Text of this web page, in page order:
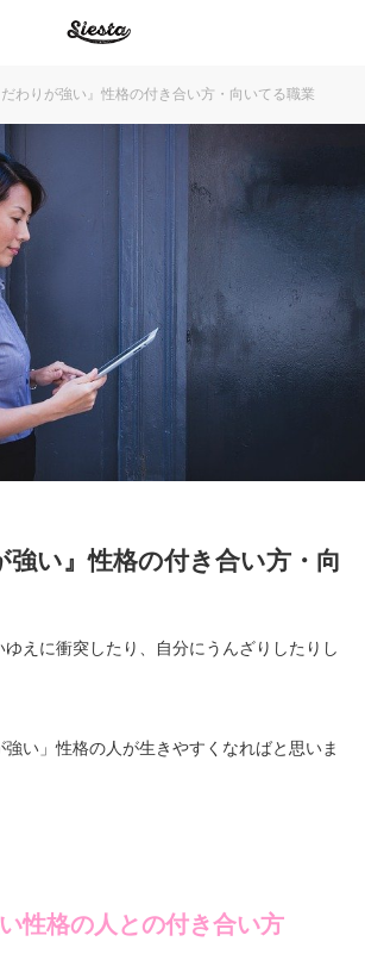
だわりが強い』性格の付き合い方・向いてる職業
強い』性格の付き合い方・向
えに衝突したり、自分にうんざりしたりし
い」性格の人が生きやすくなればと思いま
性格の人との付き合い方